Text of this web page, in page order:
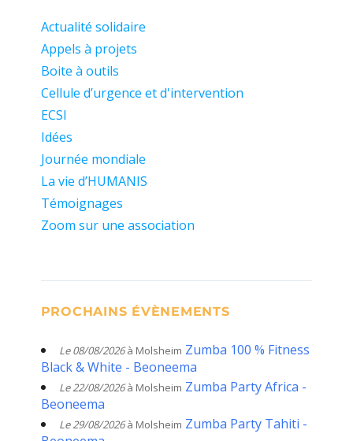
Actualité solidaire
Appels à projets
Boite à outils
Cellule d’urgence et d'intervention
ECSI
Idées
Journée mondiale
La vie d’HUMANIS
Témoignages
Zoom sur une association
PROCHAINS ÉVÈNEMENTS
Le 08/08/2026à Molsheim Zumba 100 % Fitness
Black & White - Beoneema
Le 22/08/2026à Molsheim Zumba Party Africa -
Beoneema
Le 29/08/2026à Molsheim Zumba Party Tahiti -